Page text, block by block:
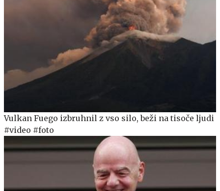
Vulkan Fuego izbruhnil z vso silo, beži na tisoče ljudi
#video #foto